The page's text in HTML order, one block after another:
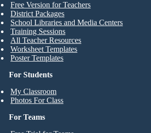
For Students
My Classroom
Photos For Class
Free Version for Teachers
District Packages
School Libraries and Media Centers
Training Sessions
All Teacher Resources
Worksheet Templates
Poster Templates
For Teams